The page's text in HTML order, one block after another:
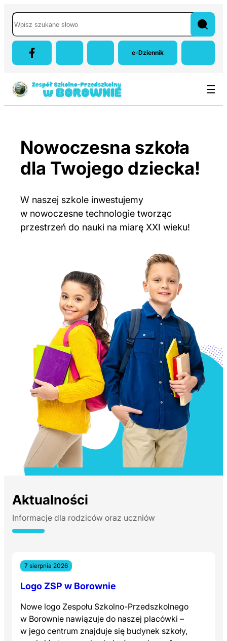
Zespół Szkolno-Przedszkolny
Wyszukaj w serwisie
e-Dziennik(otwiera się w nowej
Nowoczesna szkoła
dla Twojego dziecka!
W naszej szkole inwestujemy
w nowoczesne technologie tworząc
przestrzeń do nauki na miarę XXI wieku!
Aktualności
Informacje dla rodziców oraz uczniów
7 sierpnia 2026
Logo ZSP w Borownie
Nowe logo Zespołu Szkolno-Przedszkolnego
w Borownie nawiązuje do naszej placówki –
w jego centrum znajduje się budynek szkoły,